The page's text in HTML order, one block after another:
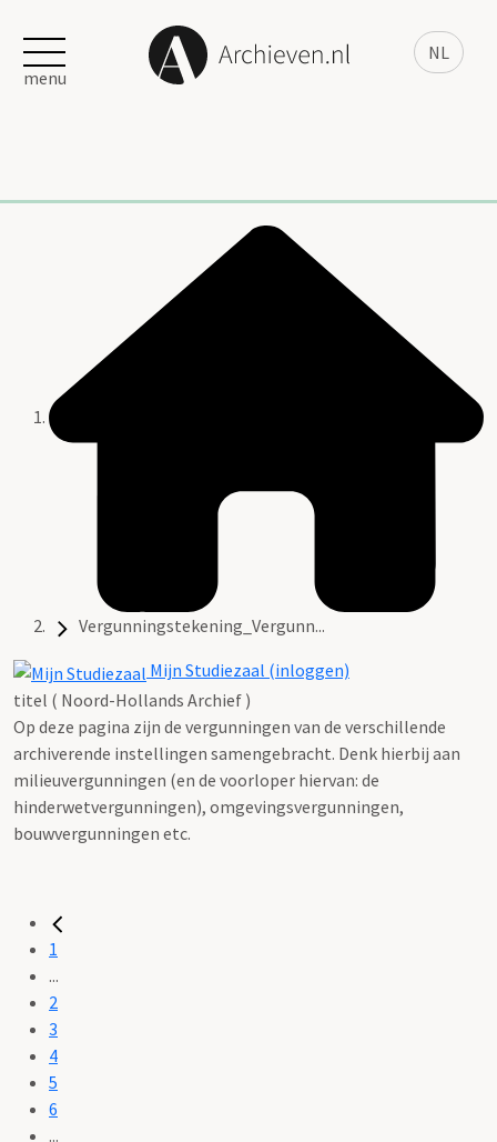
NL
menu
Vergunningstekening_Vergunn...
Mijn Studiezaal (inloggen)
titel ( Noord-Hollands Archief )
Op deze pagina zijn de vergunningen van de verschillende
archiverende instellingen samengebracht. Denk hierbij aan
milieuvergunningen (en de voorloper hiervan: de
hinderwetvergunningen), omgevingsvergunningen,
bouwvergunningen etc.
1
...
2
3
4
5
6
...